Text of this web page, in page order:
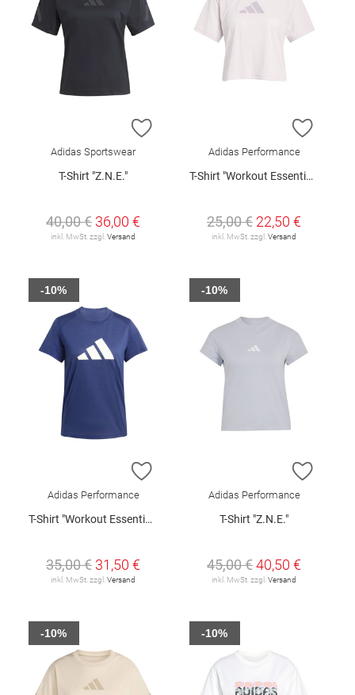
ZUR WUNSCHLISTE HINZUFÜGEN
Adidas Sportswear
T-Shirt "Z.N.E."
40,00 € 36,00 €
inkl. MwSt. zzgl. Versand
ZUR
Adidas Performance
T-Shirt "Workout Essentials"
25,00 € 22,50 €
inkl. MwSt. zzgl. Versand
ZUR WUNSCHLISTE HINZUFÜGEN
Adidas Performance
T-Shirt "Workout Essentials"
35,00 € 31,50 €
inkl. MwSt. zzgl. Versand
-10%
ZUR
Adidas Performance
T-Shirt "Z.N.E."
45,00 €40,50 €
inkl. MwSt. zzgl. Versand
-10%
-10% -10%